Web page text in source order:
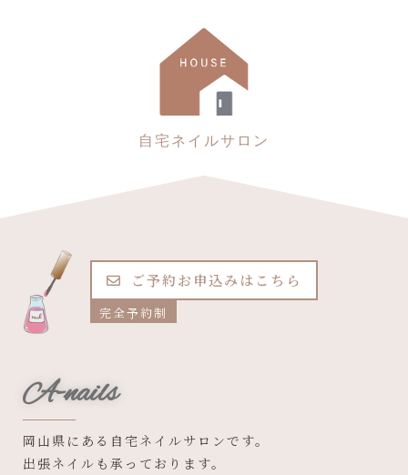
自宅ネイルサロン
ご予約お申込みはこちら
完全予約制
A-nails
岡山県にある自宅ネイルサロンです。
出張ネイルも承っております。